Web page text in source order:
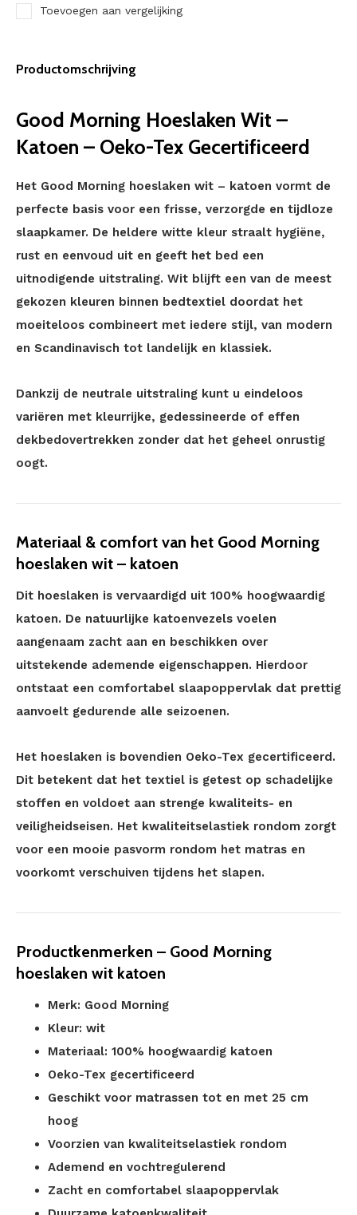
Toevoegen aan vergelijking
Productomschrijving
Good Morning Hoeslaken Wit –
Katoen – Oeko-Tex Gecertificeerd
Het Good Morning hoeslaken wit – katoen vormt de
perfecte basis voor een frisse, verzorgde en tijdloze
slaapkamer. De heldere witte kleur straalt hygiëne,
rust en eenvoud uit en geeft het bed een
uitnodigende uitstraling. Wit blijft een van de meest
gekozen kleuren binnen bedtextiel doordat het
moeiteloos combineert met iedere stijl, van modern
en Scandinavisch tot landelijk en klassiek.
Dankzij de neutrale uitstraling kunt u eindeloos
variëren met kleurrijke, gedessineerde of effen
dekbedovertrekken zonder dat het geheel onrustig
oogt.
Materiaal & comfort van het Good Morning
hoeslaken wit – katoen
Dit hoeslaken is vervaardigd uit 100% hoogwaardig
katoen. De natuurlijke katoenvezels voelen
aangenaam zacht aan en beschikken over
uitstekende ademende eigenschappen. Hierdoor
ontstaat een comfortabel slaapoppervlak dat prettig
aanvoelt gedurende alle seizoenen.
Het hoeslaken is bovendien Oeko-Tex gecertificeerd.
Dit betekent dat het textiel is getest op schadelijke
stoffen en voldoet aan strenge kwaliteits- en
veiligheidseisen. Het kwaliteitselastiek rondom zorgt
voor een mooie pasvorm rondom het matras en
voorkomt verschuiven tijdens het slapen.
Productkenmerken – Good Morning
hoeslaken wit katoen
Merk: Good Morning
Kleur: wit
Materiaal: 100% hoogwaardig katoen
Oeko-Tex gecertificeerd
Geschikt voor matrassen tot en met 25 cm
hoog
Voorzien van kwaliteitselastiek rondom
Ademend en vochtregulerend
Zacht en comfortabel slaapoppervlak